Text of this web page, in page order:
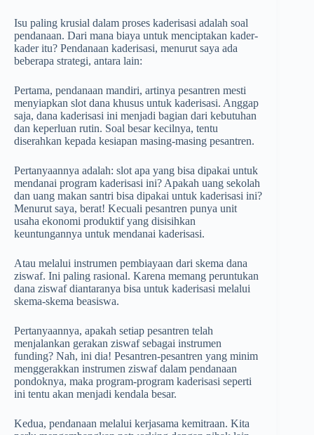
Isu paling krusial dalam proses kaderisasi adalah soal
pendanaan. Dari mana biaya untuk menciptakan kader-
kader itu? Pendanaan kaderisasi, menurut saya ada
beberapa strategi, antara lain:
Pertama, pendanaan mandiri, artinya pesantren mesti
menyiapkan slot dana khusus untuk kaderisasi. Anggap
saja, dana kaderisasi ini menjadi bagian dari kebutuhan
dan keperluan rutin. Soal besar kecilnya, tentu
diserahkan kepada kesiapan masing-masing pesantren.
Pertanyaannya adalah: slot apa yang bisa dipakai untuk
mendanai program kaderisasi ini? Apakah uang sekolah
dan uang makan santri bisa dipakai untuk kaderisasi ini?
Menurut saya, berat! Kecuali pesantren punya unit
usaha ekonomi produktif yang disisihkan
keuntungannya untuk mendanai kaderisasi.
Atau melalui instrumen pembiayaan dari skema dana
ziswaf. Ini paling rasional. Karena memang peruntukan
dana ziswaf diantaranya bisa untuk kaderisasi melalui
skema-skema beasiswa.
Pertanyaannya, apakah setiap pesantren telah
menjalankan gerakan ziswaf sebagai instrumen
funding? Nah, ini dia! Pesantren-pesantren yang minim
menggerakkan instrumen ziswaf dalam pendanaan
pondoknya, maka program-program kaderisasi seperti
ini tentu akan menjadi kendala besar.
Kedua, pendanaan melalui kerjasama kemitraan. Kita